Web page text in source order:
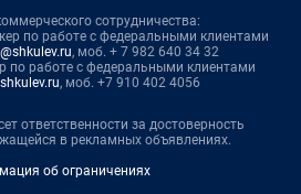
сотрудничества:
по работе с федеральными клиентами
, моб. + 7 982 640 34 32
по работе с федеральными клиентами
, моб. +7 910 402 4056
ответственности за достоверность
в рекламных объявлениях.
об ограничениях